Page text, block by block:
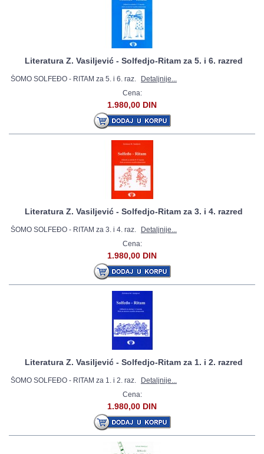
Literatura Z. Vasiljević - Solfedjo-Ritam za 5. i 6. razred
ŠOMO SOLFEĐO - RITAM za 5. i 6. raz.
Detaljnije...
Cena:
1.980,00 DIN
Literatura Z. Vasiljević - Solfedjo-Ritam za 3. i 4. razred
ŠOMO SOLFEĐO - RITAM za 3. i 4. raz.
Detaljnije...
Cena:
1.980,00 DIN
Literatura Z. Vasiljević - Solfedjo-Ritam za 1. i 2. razred
ŠOMO SOLFEĐO - RITAM za 1. i 2. raz.
Detaljnije...
Cena:
1.980,00 DIN